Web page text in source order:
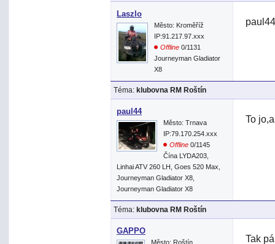
Laszlo
Město: Kroměříž
IP:91.217.97.xxx
Offline 0/1131
Journeyman Gladiator
X8
Téma: klubovna RM Roštín
paul44
Město: Trnava
IP:79.170.254.xxx
Offline 0/1145
Čína LYDA203,
Linhai ATV 260 LH, Goes 520 Max,
Journeyman Gladiator X8,
Journeyman Gladiator X8
To
Téma: klubovna RM Roštín
GAPPO
Město: Roštín Tak